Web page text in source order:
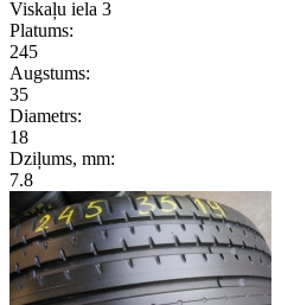
Viskaļu iela 3
Platums:
245
Augstums:
35
Diametrs:
18
Dziļums, mm:
7.8